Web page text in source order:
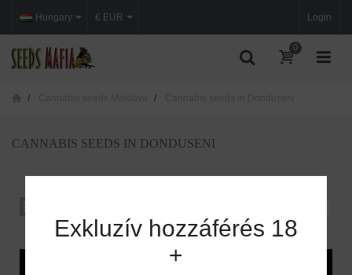
Hungary Login
€ EUR
0
CANNABIS SEEDS IN DONDUSENI
Exkluzív hozzáférés 18
+